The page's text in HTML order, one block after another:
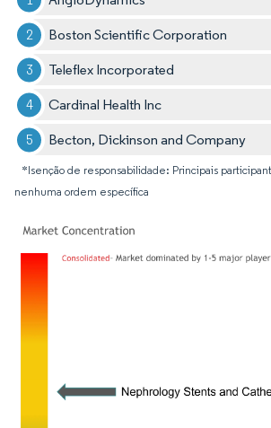
Boston Scientific Corporation
Teleflex Incorporated
Cardinal Health Inc
Becton, Dickinson and Company
*Isenção de responsabilidade: Principais
nenhuma ordem específica